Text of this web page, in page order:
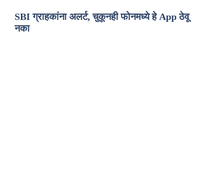
SBI ग्राहकांना अलर्ट, चुकूनही फोनमध्ये हे App ठेवू
नका